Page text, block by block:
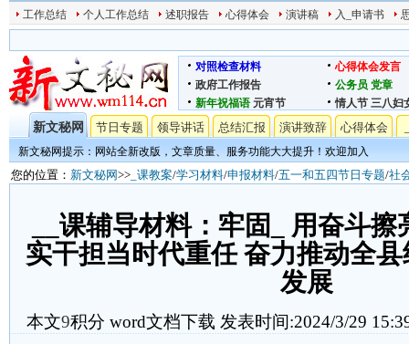
工作总结 个人工作总结 述职报告 心得体会 演讲稿 入_申请书
对照检查材料
心得体会发言
政府工作报告
公务员 党章
新年祝福语 元宵节 情人节 三八妇
新文秘网 节日专题 领导讲话 总结汇报 演讲致辞 心得体会
新文秘网提示：网站全新改版，文章质量、服务功能大大提升！欢迎加入
您的位置： 新文秘网>> _课教案/学习材料/申报材料/五一和五四节日专题/社
__课辅导材料：牢固_ 用奋斗
实干担当时代重任 奋力推动全
发展
本文9积分 word文档下载 发表时间:2024/3/29